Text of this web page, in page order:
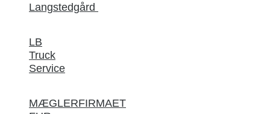
Langstedgård
LB
Truck
Service
MÆGLERFIRMAET